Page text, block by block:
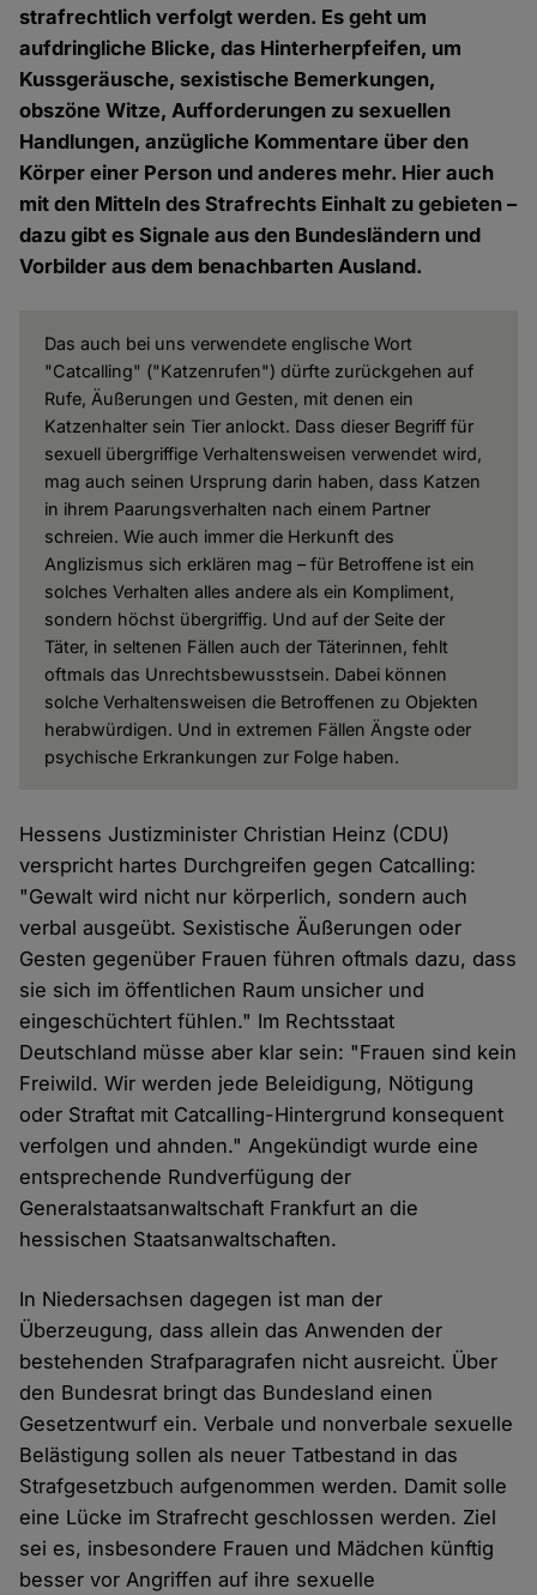
strafrechtlich verfolgt werden. Es geht um
aufdringliche Blicke, das Hinterherpfeifen, um
Kussgeräusche, sexistische Bemerkungen,
obszöne Witze, Aufforderungen zu sexuellen
Handlungen, anzügliche Kommentare über den
Körper einer Person und anderes mehr. Hier auch
mit den Mitteln des Strafrechts Einhalt zu gebieten –
dazu gibt es Signale aus den Bundesländern und
Vorbilder aus dem benachbarten Ausland.
Das auch bei uns verwendete englische Wort
"Catcalling" ("Katzenrufen") dürfte zurückgehen auf
Rufe, Äußerungen und Gesten, mit denen ein
Katzenhalter sein Tier anlockt. Dass dieser Begriff für
sexuell übergriffige Verhaltensweisen verwendet wird,
mag auch seinen Ursprung darin haben, dass Katzen
in ihrem Paarungsverhalten nach einem Partner
schreien. Wie auch immer die Herkunft des
Anglizismus sich erklären mag – für Betroffene ist ein
solches Verhalten alles andere als ein Kompliment,
sondern höchst übergriffig. Und auf der Seite der
Täter, in seltenen Fällen auch der Täterinnen, fehlt
oftmals das Unrechtsbewusstsein. Dabei können
solche Verhaltensweisen die Betroffenen zu Objekten
herabwürdigen. Und in extremen Fällen Ängste oder
psychische Erkrankungen zur Folge haben.
Hessens Justizminister Christian Heinz (CDU)
verspricht hartes Durchgreifen gegen Catcalling:
"Gewalt wird nicht nur körperlich, sondern auch
verbal ausgeübt. Sexistische Äußerungen oder
Gesten gegenüber Frauen führen oftmals dazu, dass
sie sich im öffentlichen Raum unsicher und
eingeschüchtert fühlen." Im Rechtsstaat
Deutschland müsse aber klar sein: "Frauen sind kein
Freiwild. Wir werden jede Beleidigung, Nötigung
oder Straftat mit Catcalling-Hintergrund konsequent
verfolgen und ahnden." Angekündigt wurde eine
entsprechende Rundverfügung der
Generalstaatsanwaltschaft Frankfurt an die
hessischen Staatsanwaltschaften.
In Niedersachsen dagegen ist man der
Überzeugung, dass allein das Anwenden der
bestehenden Strafparagrafen nicht ausreicht. Über
den Bundesrat bringt das Bundesland einen
Gesetzentwurf ein. Verbale und nonverbale sexuelle
Belästigung sollen als neuer Tatbestand in das
Strafgesetzbuch aufgenommen werden. Damit solle
eine Lücke im Strafrecht geschlossen werden. Ziel
sei es, insbesondere Frauen und Mädchen künftig
besser vor Angriffen auf ihre sexuelle